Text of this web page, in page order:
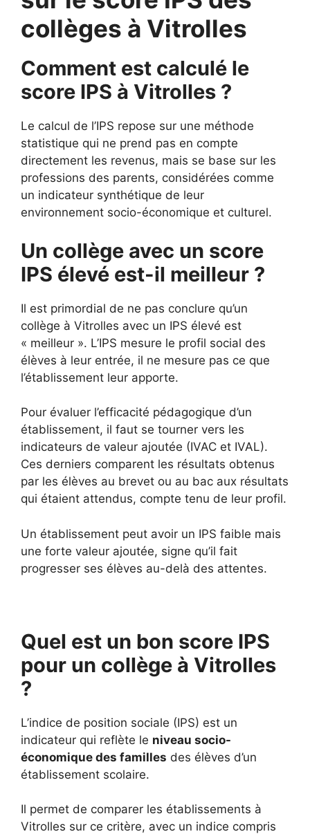
collèges à Vitrolles
Comment est calculé le
score IPS à Vitrolles ?
Le calcul de l’IPS repose sur une méthode
statistique qui ne prend pas en compte
directement les revenus, mais se base sur les
professions des parents, considérées comme
un indicateur synthétique de leur
environnement socio-économique et culturel.
Un collège avec un score
IPS élevé est-il meilleur ?
Il est primordial de ne pas conclure qu’un
collège à Vitrolles avec un IPS élevé est
« meilleur ». L’IPS mesure le profil social des
élèves à leur entrée, il ne mesure pas ce que
l’établissement leur apporte.
Pour évaluer l’efficacité pédagogique d’un
établissement, il faut se tourner vers les
indicateurs de valeur ajoutée (IVAC et IVAL).
Ces derniers comparent les résultats obtenus
par les élèves au brevet ou au bac aux résultats
qui étaient attendus, compte tenu de leur profil.
Un établissement peut avoir un IPS faible mais
une forte valeur ajoutée, signe qu’il fait
progresser ses élèves au-delà des attentes.
Quel est un bon score IPS
pour un collège à Vitrolles
?
L’indice de position sociale (IPS) est un
indicateur qui reflète le niveau socio-
économique des familles des élèves d’un
établissement scolaire.
Il permet de comparer les établissements à
Vitrolles sur ce critère, avec un indice compris